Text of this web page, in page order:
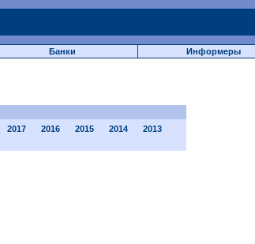
Банки Информеры
2017 2016 2015 2014
2013